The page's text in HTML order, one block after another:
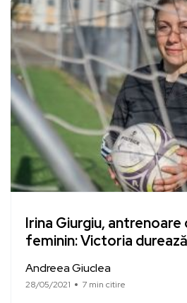
Irina Giurgiu,
feminin: Victoria
Andreea Giuclea
28/05/2021 7 min citire